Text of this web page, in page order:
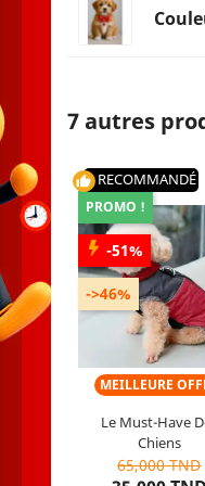
7 autres
thumb_up RECOMMANDÉ
MEILLEURE
Le Must-Have
Chiens
65,000 TND
-51%
->46%
PROMO !
NoirBlancBeige
10articles